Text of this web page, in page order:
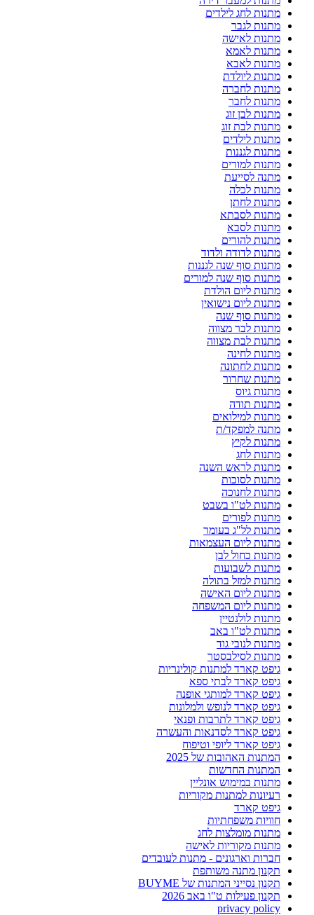
מתנות לחג לילדים
מתנות לגבר
מתנות לאישה
מתנות לאמא
מתנות לאבא
מתנות ליולדת
מתנות לחברה
מתנות לחבר
מתנות לבן זוג
מתנות לבת זוג
מתנות לילדים
מתנות לגננות
מתנות למורים
מתנה לסייעת
מתנות לכלה
מתנות לחתן
מתנות לסבתא
מתנות לסבא
מתנות להורים
מתנות לדודה ולדוד
מתנות סוף שנה לגננות
מתנות סוף שנה למורים
מתנות ליום הולדת
מתנות ליום נישואין
מתנות סוף שנה
מתנות לבר מצווה
מתנות לבת מצווה
מתנות לחינה
מתנות לחתונה
מתנות שחרור
מתנות גיוס
מתנות תודה
מתנות למילואים
מתנה למפקד/ת
מתנות לקיץ
מתנות לחג
מתנות לראש השנה
מתנות לסוכות
מתנות לחנוכה
מתנות לט"ו בשבט
מתנות לפורים
מתנות לל"ג בעומר
מתנות ליום העצמאות
מתנות כחול לבן
מתנות לשבועות
מתנות למזל בתולה
מתנות ליום האישה
מתנות ליום המשפחה
מתנות לולנטיין
מתנות לט"ו באב
מתנות לנובי גוד
מתנות לסילבסטר
גיפט קארד למתנות קולינריות
גיפט קארד לבתי ספא
גיפט קארד למותגי אופנה
גיפט קארד לנופש ולמלונות
גיפט קארד לתרבות ופנאי
גיפט קארד לסדנאות והעשרה
גיפט קארד ליופי וטיפוח
המתנות האהובות של 2025
המתנות החדשות
מתנות במימוש אונליין
רעיונות למתנות מקוריות
גיפט קארד
חוויות משפחתיות
מתנות מומלצות לחג
מתנות מקוריות לאישה
חברות וארגונים - מתנות לעובדים
תקנון מתנה משותפת
תקנון נסייני המתנות של BUYME
תקנון פעילות ט"ו באב 2026
privacy policy